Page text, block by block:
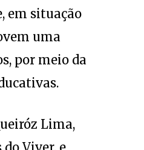
uma
por meio da
Viver, e